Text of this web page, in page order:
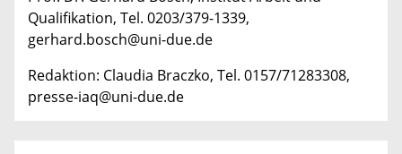
Qualifikation, Tel. 0203/379-1339,
gerhard.bosch@uni-due.de
Redaktion: Claudia Braczko, Tel. 0157/71283308,
presse-iaq@uni-due.de